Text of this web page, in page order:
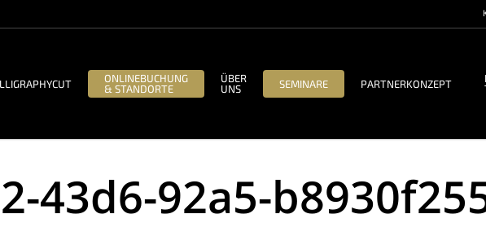
ONLINEBUCHUNG
& STANDORTE
ÜBER
UNS
SEMINARE PARTNERKONZEPT
43d6-92a5-